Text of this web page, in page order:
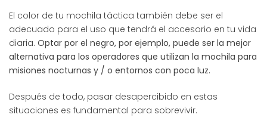
El color de tu mochila táctica también debe ser el
adecuado para el uso que tendrá el accesorio en tu vida
diaria. Optar por el negro, por ejemplo, puede ser la mejor
alternativa para los operadores que utilizan la mochila para
misiones nocturnas y / o entornos con poca luz.
Después de todo, pasar desapercibido en estas
situaciones es fundamental para sobrevivir.